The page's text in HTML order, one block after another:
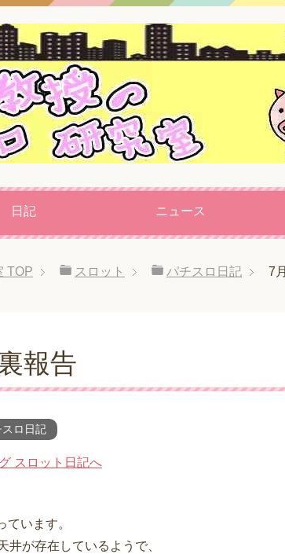
日記 ニュース
TOP スロット パチスロ日記 7
報告
スロ日記
います。
井が存在しているようで、